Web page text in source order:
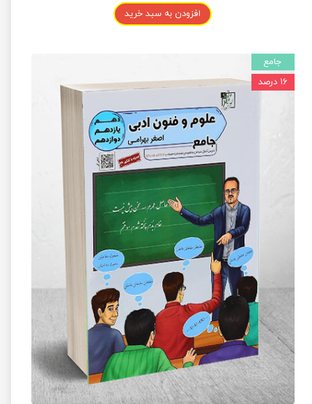
افزودن به سبد خرید
جامع
۱۶ درصد